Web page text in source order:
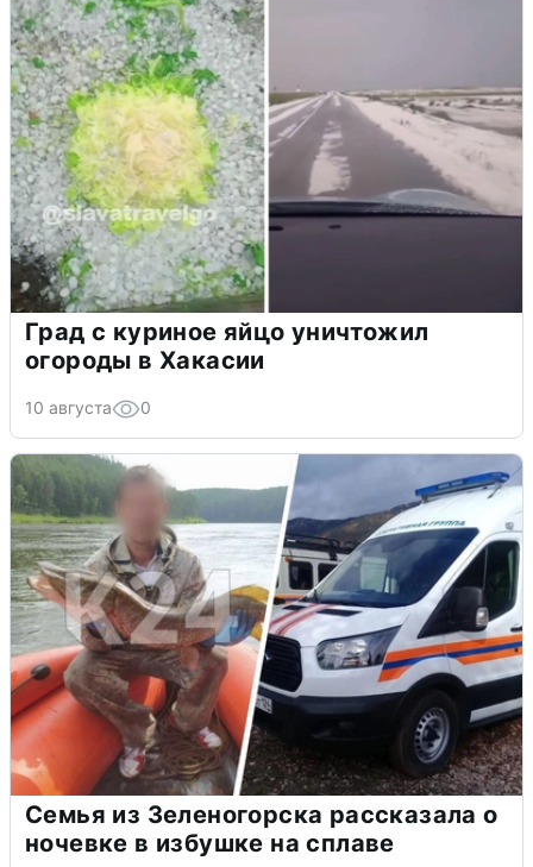
Град с куриное яйцо уничтожил
огороды в Хакасии
10 августа 0
Семья из Зеленогорска рассказала о
ночевке в избушке на сплаве